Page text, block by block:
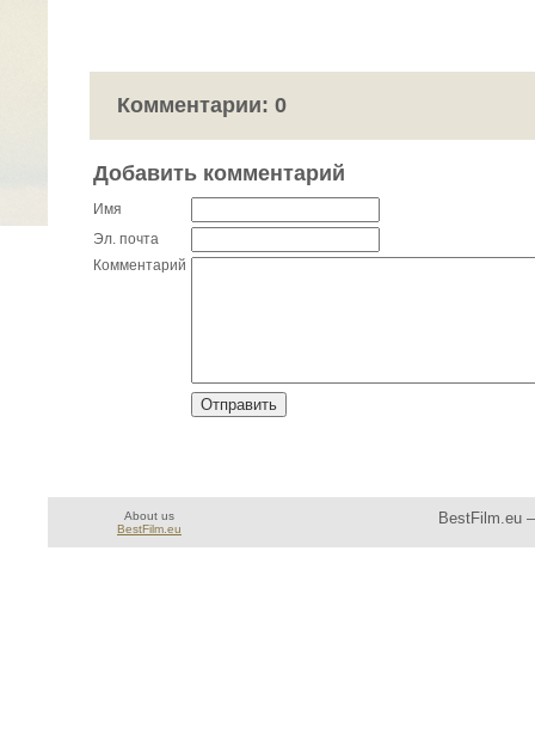
Комментарии: 0
Добавить комментарий
Имя
Эл. почта
Комментарий
About us
BestFilm.eu
BestFilm.eu